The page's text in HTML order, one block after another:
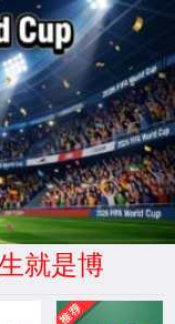
比分、赛
反馈